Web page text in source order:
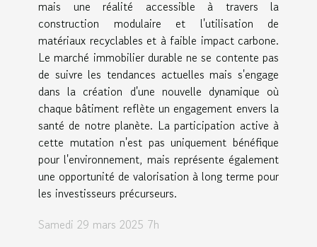
mais une réalité accessible à travers la
construction modulaire et l'utilisation de
matériaux recyclables et à faible impact carbone.
Le marché immobilier durable ne se contente pas
de suivre les tendances actuelles mais s'engage
dans la création d'une nouvelle dynamique où
chaque bâtiment reflète un engagement envers la
santé de notre planète. La participation active à
cette mutation n'est pas uniquement bénéfique
pour l'environnement, mais représente également
une opportunité de valorisation à long terme pour
les investisseurs précurseurs.
Samedi 29 mars 2025 7h